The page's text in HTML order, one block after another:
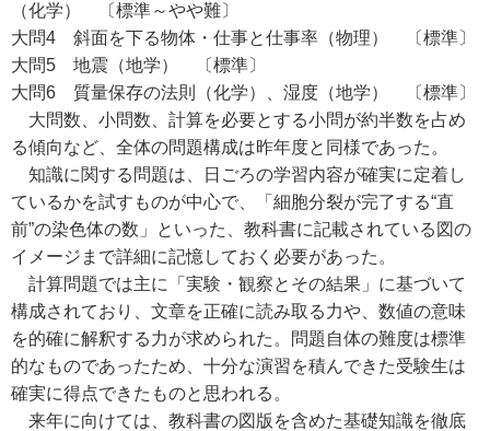
（化学） 〔標準～やや難〕
大問4 斜面を下る物体・仕事と仕事率（物理） 〔標準〕
大問5 地震（地学） 〔標準〕
大問6 質量保存の法則（化学）、湿度（地学） 〔標準〕
大問数、小問数、計算を必要とする小問が約半数を占め
る傾向など、全体の問題構成は昨年度と同様であった。
知識に関する問題は、日ごろの学習内容が確実に定着し
ているかを試すものが中心で、「細胞分裂が完了する“直
前”の染色体の数」といった、教科書に記載されている図の
イメージまで詳細に記憶しておく必要があった。
計算問題では主に「実験・観察とその結果」に基づいて
構成されており、文章を正確に読み取る力や、数値の意味
を的確に解釈する力が求められた。問題自体の難度は標準
的なものであったため、十分な演習を積んできた受験生は
確実に得点できたものと思われる。
来年に向けては、教科書の図版を含めた基礎知識を徹底